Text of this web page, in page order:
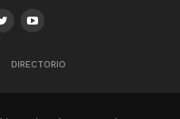
DIRECTORIO